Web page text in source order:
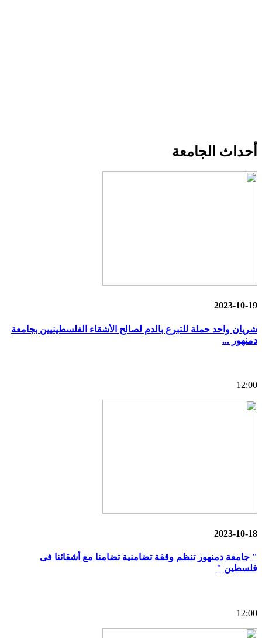
أحداث الجامعة
2023-10-19
شريان واحد حملة للتبرع بالدم لصالح الأشقاء الفلسطينيين بجامعة
دمنهور ...
12:00
2023-10-18
" جامعة دمنهور تنظم وقفة تضامنية تضامنا مع أشقائنا فى
فلسطين "
12:00